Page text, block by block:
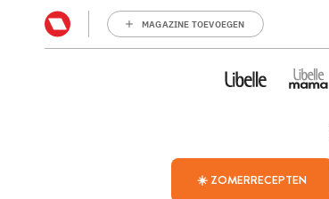
MAGAZINE TOEVOEGEN
☀️ ZOMERRECEPTEN